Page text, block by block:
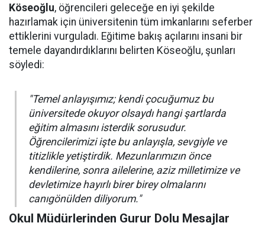
Köseoğlu, öğrencileri geleceğe en iyi şekilde
hazırlamak için üniversitenin tüm imkanlarını seferber
ettiklerini vurguladı. Eğitime bakış açılarını insani bir
temele dayandırdıklarını belirten Köseoğlu, şunları
söyledi:
"Temel anlayışımız; kendi çocuğumuz bu
üniversitede okuyor olsaydı hangi şartlarda
eğitim almasını isterdik sorusudur.
Öğrencilerimizi işte bu anlayışla, sevgiyle ve
titizlikle yetiştirdik. Mezunlarımızın önce
kendilerine, sonra ailelerine, aziz milletimize ve
devletimize hayırlı birer birey olmalarını
canıgönülden diliyorum."
Okul Müdürlerinden Gurur Dolu Mesajlar